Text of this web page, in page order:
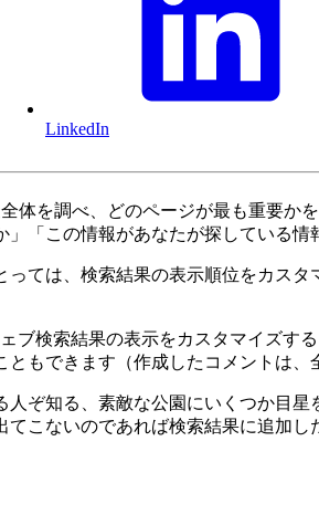
LinkedIn
体を調べ、どのページが最も重要
「この情報があなたが探している
ては、検索結果の表示順位をカス
ブ検索結果の表示をカスタマイズす
もできます（作成したコメントは、
ぞ知る、素敵な公園にいくつか目
こないのであれば検索結果に追加